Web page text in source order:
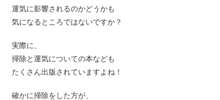
運気に影響されるのかどうかも
気になるところではないですか？
実際に、
掃除と運気についての本なども
たくさん出版されていますよね！
確かに掃除をした方が、